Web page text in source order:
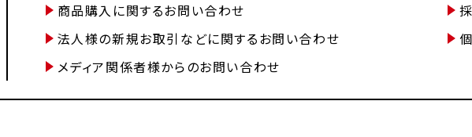
商品購入に関するお問い合わせ
法人様の新規お取引などに関するお問い合わせ
メディア関係者様からのお問い合わせ